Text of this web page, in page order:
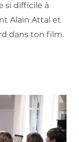
si difficile à
Alain Attal et
dans ton film.